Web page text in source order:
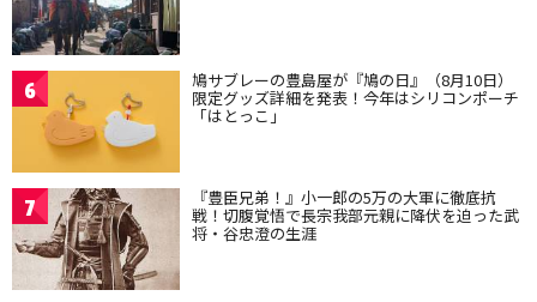
6 鳩サブレーの豊島屋が『鳩の日』（8月10日）
限定グッズ詳細を発表！今年はシリコンポーチ
「はとっこ」
7 『豊臣兄弟！』小一郎の5万の大軍に徹底抗
戦！切腹覚悟で長宗我部元親に降伏を迫った武
将・谷忠澄の生涯